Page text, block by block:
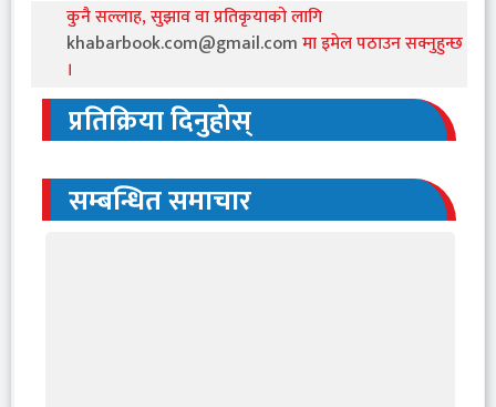
कुनै सल्लाह, सुझाव वा प्रतिकृयाको लागि
khabarbook.com@gmail.comमा इमेल पठाउन सक्नुहुन्छ
।
प्रतिक्रिया दिनुहोस्
सम्बन्धित समाचार